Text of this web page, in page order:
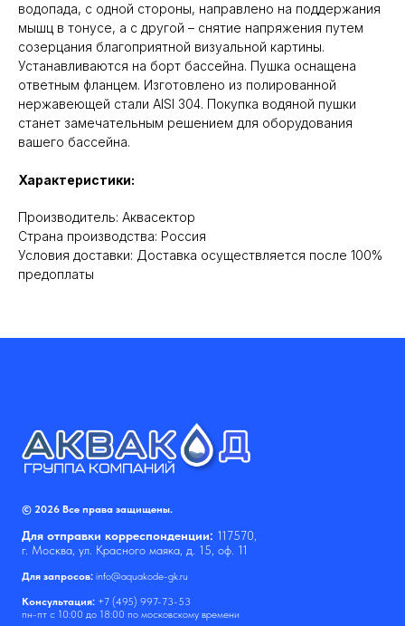
водопада, с одной стороны, направлено на поддержания
мышц в тонусе, а с другой – снятие напряжения путем
созерцания благоприятной визуальной картины.
Устанавливаются на борт бассейна. Пушка оснащена
ответным фланцем. Изготовлено из полированной
нержавеющей стали AISI 304. Покупка водяной пушки
станет замечательным решением для оборудования
вашего бассейна.
Характеристики:
Производитель: Аквасектор
Cтрана производства: Россия
Условия доставки: Доставка осуществляется после 100%
предоплаты
© 2026 Все права защищены.
Для отправки корреспонденции: 117570,
г. Москва, ул. Красного маяка, д. 15, оф. 11
Для запросов: info@aquakode-gk.ru
Консультация: +7 (495) 997-73-53
пн-пт с 10:00 до 18:00 по московскому времени